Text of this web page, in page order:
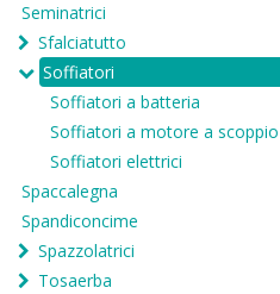
Seminatrici
Sfalciatutto
Soffiatori
Soffiatori a batteria
Soffiatori a motore a scoppio
Soffiatori elettrici
Spaccalegna
Spandiconcime
Spazzolatrici
Tosaerba